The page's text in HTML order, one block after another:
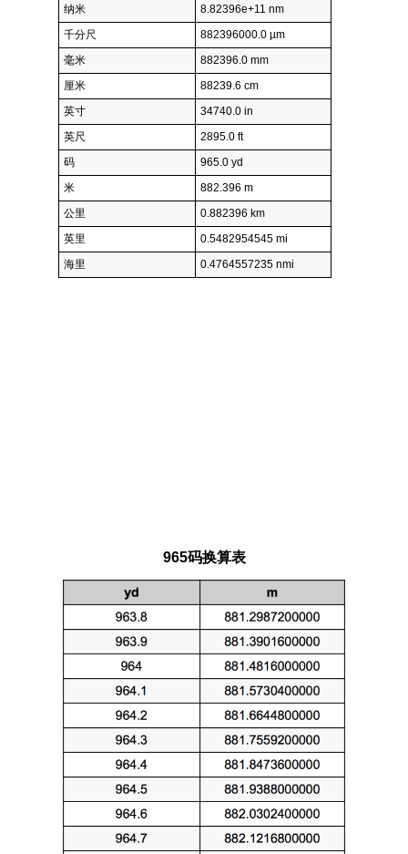
纳米
8.82396e+11 nm
千分尺
882396000.0 µm
毫米
882396.0 mm
厘米
88239.6 cm
英寸
34740.0 in
英尺
2895.0 ft
码
965.0 yd
米
882.396 m
公里
0.882396 km
英里
0.5482954545 mi
海里
0.4764557235 nmi
965码换算表